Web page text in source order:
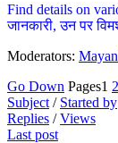
Find details on
जानकारी, उन पर
Moderators:
Go Down Pages1 2
Subject / Started by
Replies /Views
Last post